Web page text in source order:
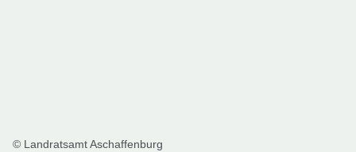
© Landratsamt Aschaffenburg